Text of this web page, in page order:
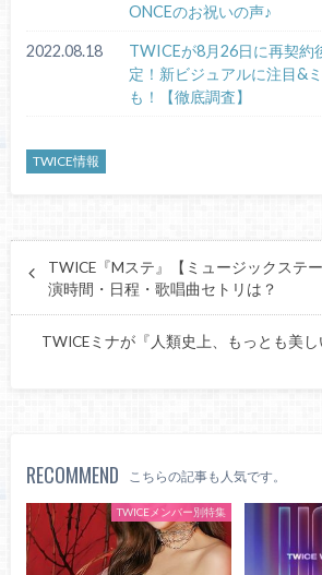
ONCEのお祝いの声♪
2022.08.18
TWICEが8月26日に再契約
定！新ビジュアルに注目&
も！【徹底調査】
TWICE情報
TWICE『Mステ』【ミュージックステ
演時間・日程・歌唱曲セトリは？
TWICEミナが『人類史上、もっとも美し
RECOMMEND こちらの記事も人気です。
TWICEメンバー別特集